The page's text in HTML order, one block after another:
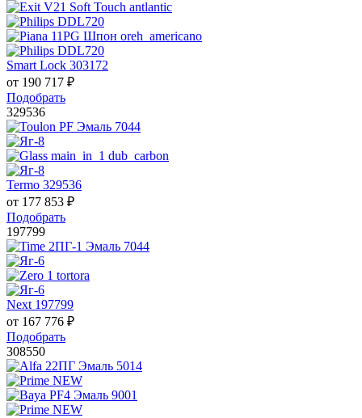
Smart Lock 303172
от 190 717 ₽
Подобрать
329536
Termo 329536
от 177 853 ₽
Подобрать
197799
Next 197799
от 167 776 ₽
Подобрать
308550